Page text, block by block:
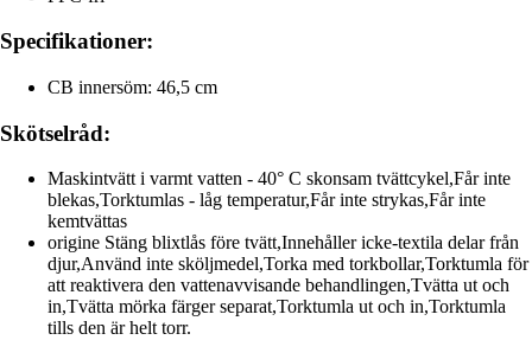
Specifikationer:
CB innersöm: 46,5 cm
Skötselråd:
Maskintvätt i varmt vatten - 40° C skonsam tvättcykel,Får inte
blekas,Torktumlas - låg temperatur,Får inte strykas,Får inte
kemtvättas
origine Stäng blixtlås före tvätt,Innehåller icke-textila delar från
djur,Använd inte sköljmedel,Torka med torkbollar,Torktumla för
att reaktivera den vattenavvisande behandlingen,Tvätta ut och
in,Tvätta mörka färger separat,Torktumla ut och in,Torktumla
tills den är helt torr.